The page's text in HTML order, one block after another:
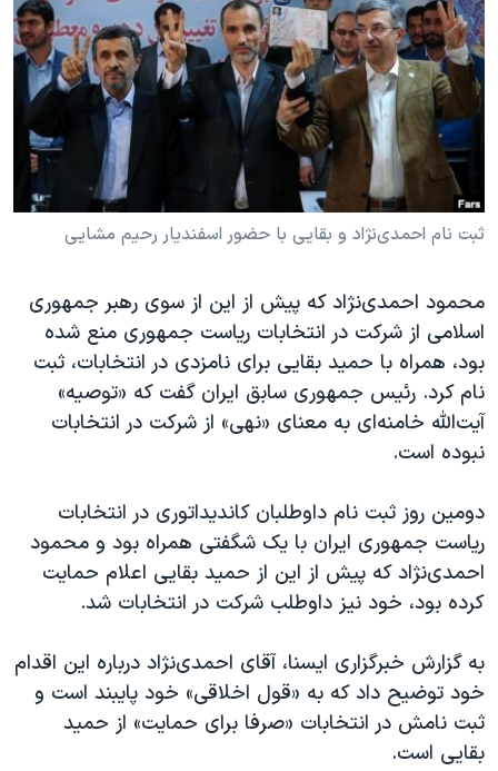
فرهنگ و زندگی
حقوق شهروندی
اقتصادی
علم و فناوری
اسرائیل در جنگ
مستندها
انتخابات ریاست جمهوری آمریکا ۲۰۲۴
حمله جمهوری اسلامی به اسرائیل
رمز مهسا
ورزش زنان در ایران
تریبونال مردمی آبان ۹۸
دادگاه حمید نوری
چهل سال گروگان‌گیری
قانون شفافیت دارائی کادر رهبری ایران
اعتراضات مردمی آبان ۹۸
اسرائیل در جنگ
نرگس محمدی برنده جایزه نوبل صلح
همایش محافظه‌کاران آمریکا «سی‌پک»
سفر پرزیدنت ترامپ به چین
دنبال کنید
زبانهای مختلف
ثبت نام احمدی‌نژاد و بقایی با حضور اسفندیار رحیم مشایی
محمود احمدی‌نژاد که پیش از این از سوی رهبر جمهوری
اسلامی از شرکت در انتخابات ریاست جمهوری منع شده
بود، همراه با حمید بقایی برای نامزدی در انتخابات، ثبت
نام کرد. رئیس جمهوری سابق ایران گفت که «توصیه»
آیت‌الله خامنه‌ای به معنای «نهی» از شرکت در انتخابات
نبوده است.
دومین روز ثبت نام داوطلبان کاندیداتوری در انتخابات
ریاست جمهوری ایران با یک شگفتی همراه بود و محمود
احمدی‌نژاد که پیش از این از حمید بقایی اعلام حمایت
کرده بود، خود نیز داوطلب شرکت در انتخابات شد.
به گزارش خبرگزاری ایسنا، آقای احمدی‌نژاد درباره این اقدام
خود توضیح داد که به «قول اخلاقی» خود پایبند است و
ثبت نامش در انتخابات «صرفا برای حمایت» از حمید
بقایی است.